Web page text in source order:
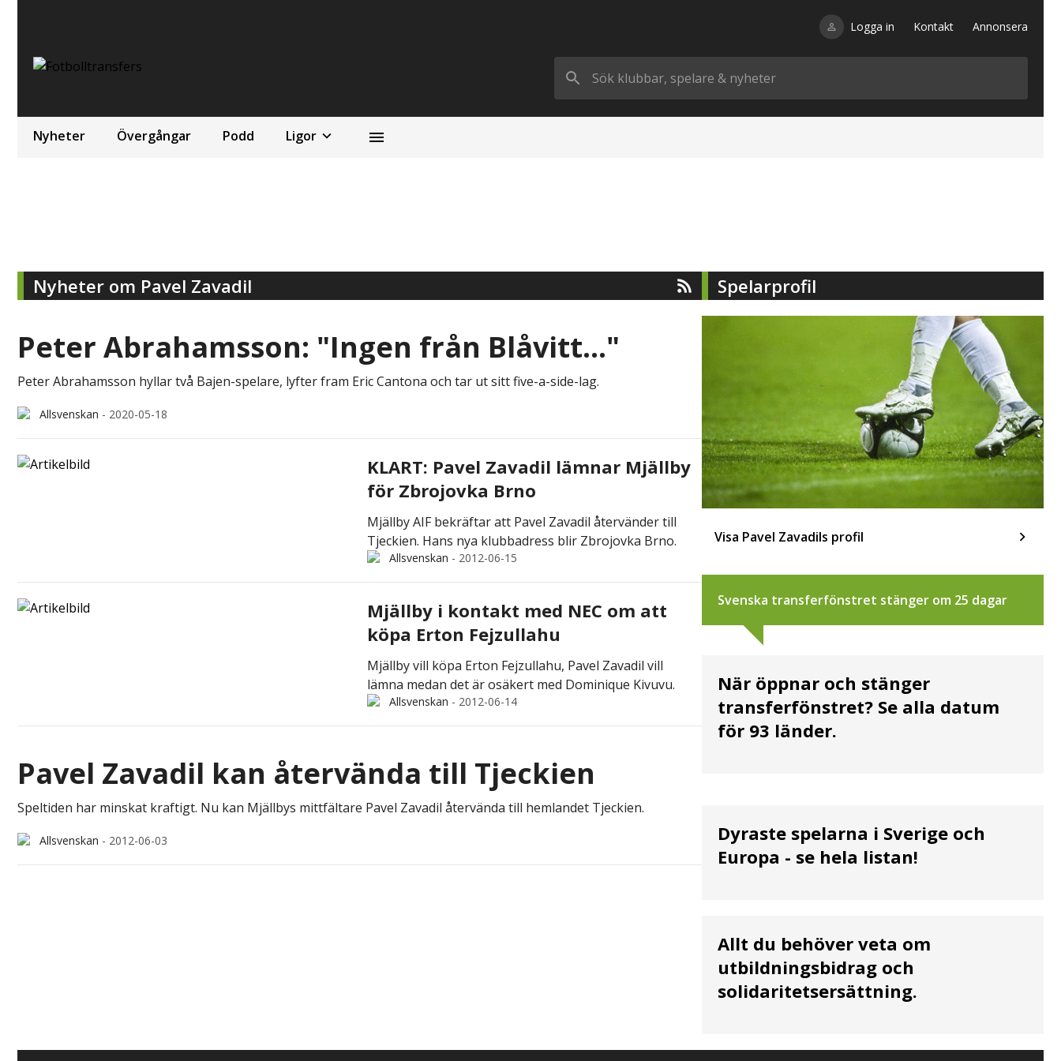
Logga in Kontakt Annonsera
Nyheter Övergångar Podd Ligor
Nyheter om Pavel Zavadil
Peter Abrahamsson: "Ingen från Blåvitt…"
Peter Abrahamsson hyllar två Bajen-spelare, lyfter fram Eric Cantona och tar ut sitt five-a-side-lag.
Allsvenskan - 2020-05-18
KLART: Pavel Zavadil lämnar Mjällby
för Zbrojovka Brno
Mjällby AIF bekräftar att Pavel Zavadil återvänder till
Tjeckien. Hans nya klubbadress blir Zbrojovka Brno.
Allsvenskan - 2012-06-15
Mjällby i kontakt med NEC om att
köpa Erton Fejzullahu
Mjällby vill köpa Erton Fejzullahu, Pavel Zavadil vill
lämna medan det är osäkert med Dominique Kivuvu.
Allsvenskan - 2012-06-14
Pavel Zavadil kan återvända till Tjeckien
Speltiden har minskat kraftigt. Nu kan Mjällbys mittfältare Pavel Zavadil återvända till hemlandet Tjeckien.
Allsvenskan - 2012-06-03
Spelarprofil
Visa Pavel Zavadils profil
Svenska transferfönstret stänger om 25 dagar
När öppnar och stänger
transferfönstret? Se alla datum
för 93 länder.
Dyraste spelarna i Sverige och
Europa - se hela listan!
Allt du behöver veta om
utbildningsbidrag och
solidaritetsersättning.